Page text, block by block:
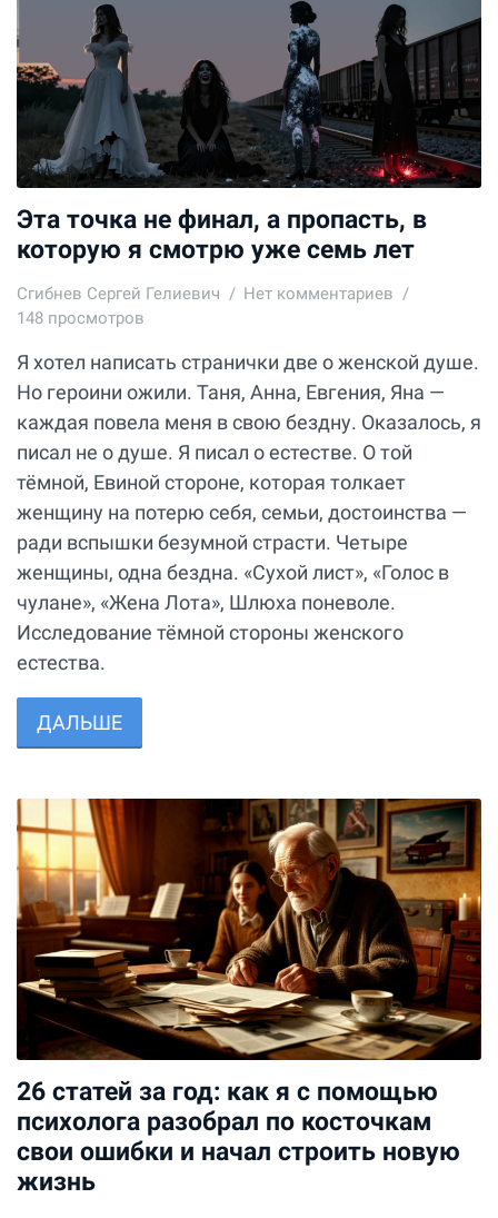
Эта точка не финал, а пропасть, в
которую я смотрю уже семь лет
Сгибнев Сергей Гелиевич
Нет комментариев
148 просмотров
Я хотел написать странички две о женской душе.
Но героини ожили. Таня, Анна, Евгения, Яна —
каждая повела меня в свою бездну. Оказалось, я
писал не о душе. Я писал о естестве. О той
тёмной, Евиной стороне, которая толкает
женщину на потерю себя, семьи, достоинства —
ради вспышки безумной страсти. Четыре
женщины, одна бездна. «Сухой лист», «Голос в
чулане», «Жена Лота», Шлюха поневоле.
Исследование тёмной стороны женского
естества.
ДАЛЬШЕ
26 статей за год: как я с помощью
психолога разобрал по косточкам
свои ошибки и начал строить новую
жизнь